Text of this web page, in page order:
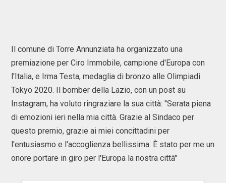
Il comune di Torre Annunziata ha organizzato una
premiazione per Ciro Immobile, campione d'Europa con
l'Italia, e Irma Testa, medaglia di bronzo alle Olimpiadi
Tokyo 2020. Il bomber della Lazio, con un post su
Instagram, ha voluto ringraziare la sua città: "Serata piena
di emozioni ieri nella mia città. Grazie al Sindaco per
questo premio, grazie ai miei concittadini per
l'entusiasmo e l'accoglienza bellissima. È stato per me un
onore portare in giro per l'Europa la nostra città"